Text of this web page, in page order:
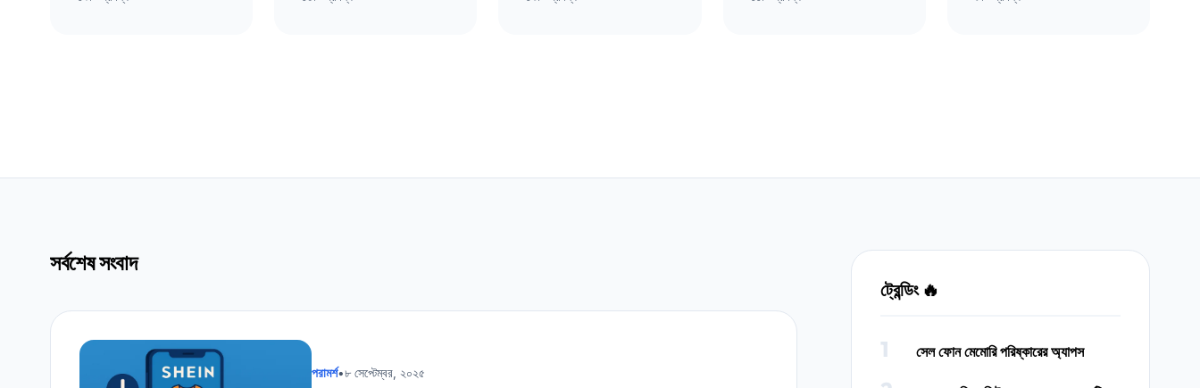
সর্বশেষ সংবাদ
পরামর্শ•৮ সেপ্টেম্বর, ২০২৫
ট্রেন্ডিং 🔥
1 সেল ফোন মেমোরি পরিষ্কারের অ্যাপস